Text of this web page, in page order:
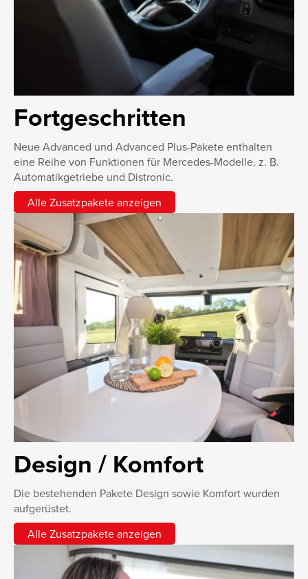
Fortgeschritten
Neue Advanced und Advanced Plus-Pakete enthalten
eine Reihe von Funktionen für Mercedes-Modelle, z. B.
Automatikgetriebe und Distronic.
Alle Zusatzpakete anzeigen
Design / Komfort
Die bestehenden Pakete Design sowie Komfort wurden
aufgerüstet.
Alle Zusatzpakete anzeigen